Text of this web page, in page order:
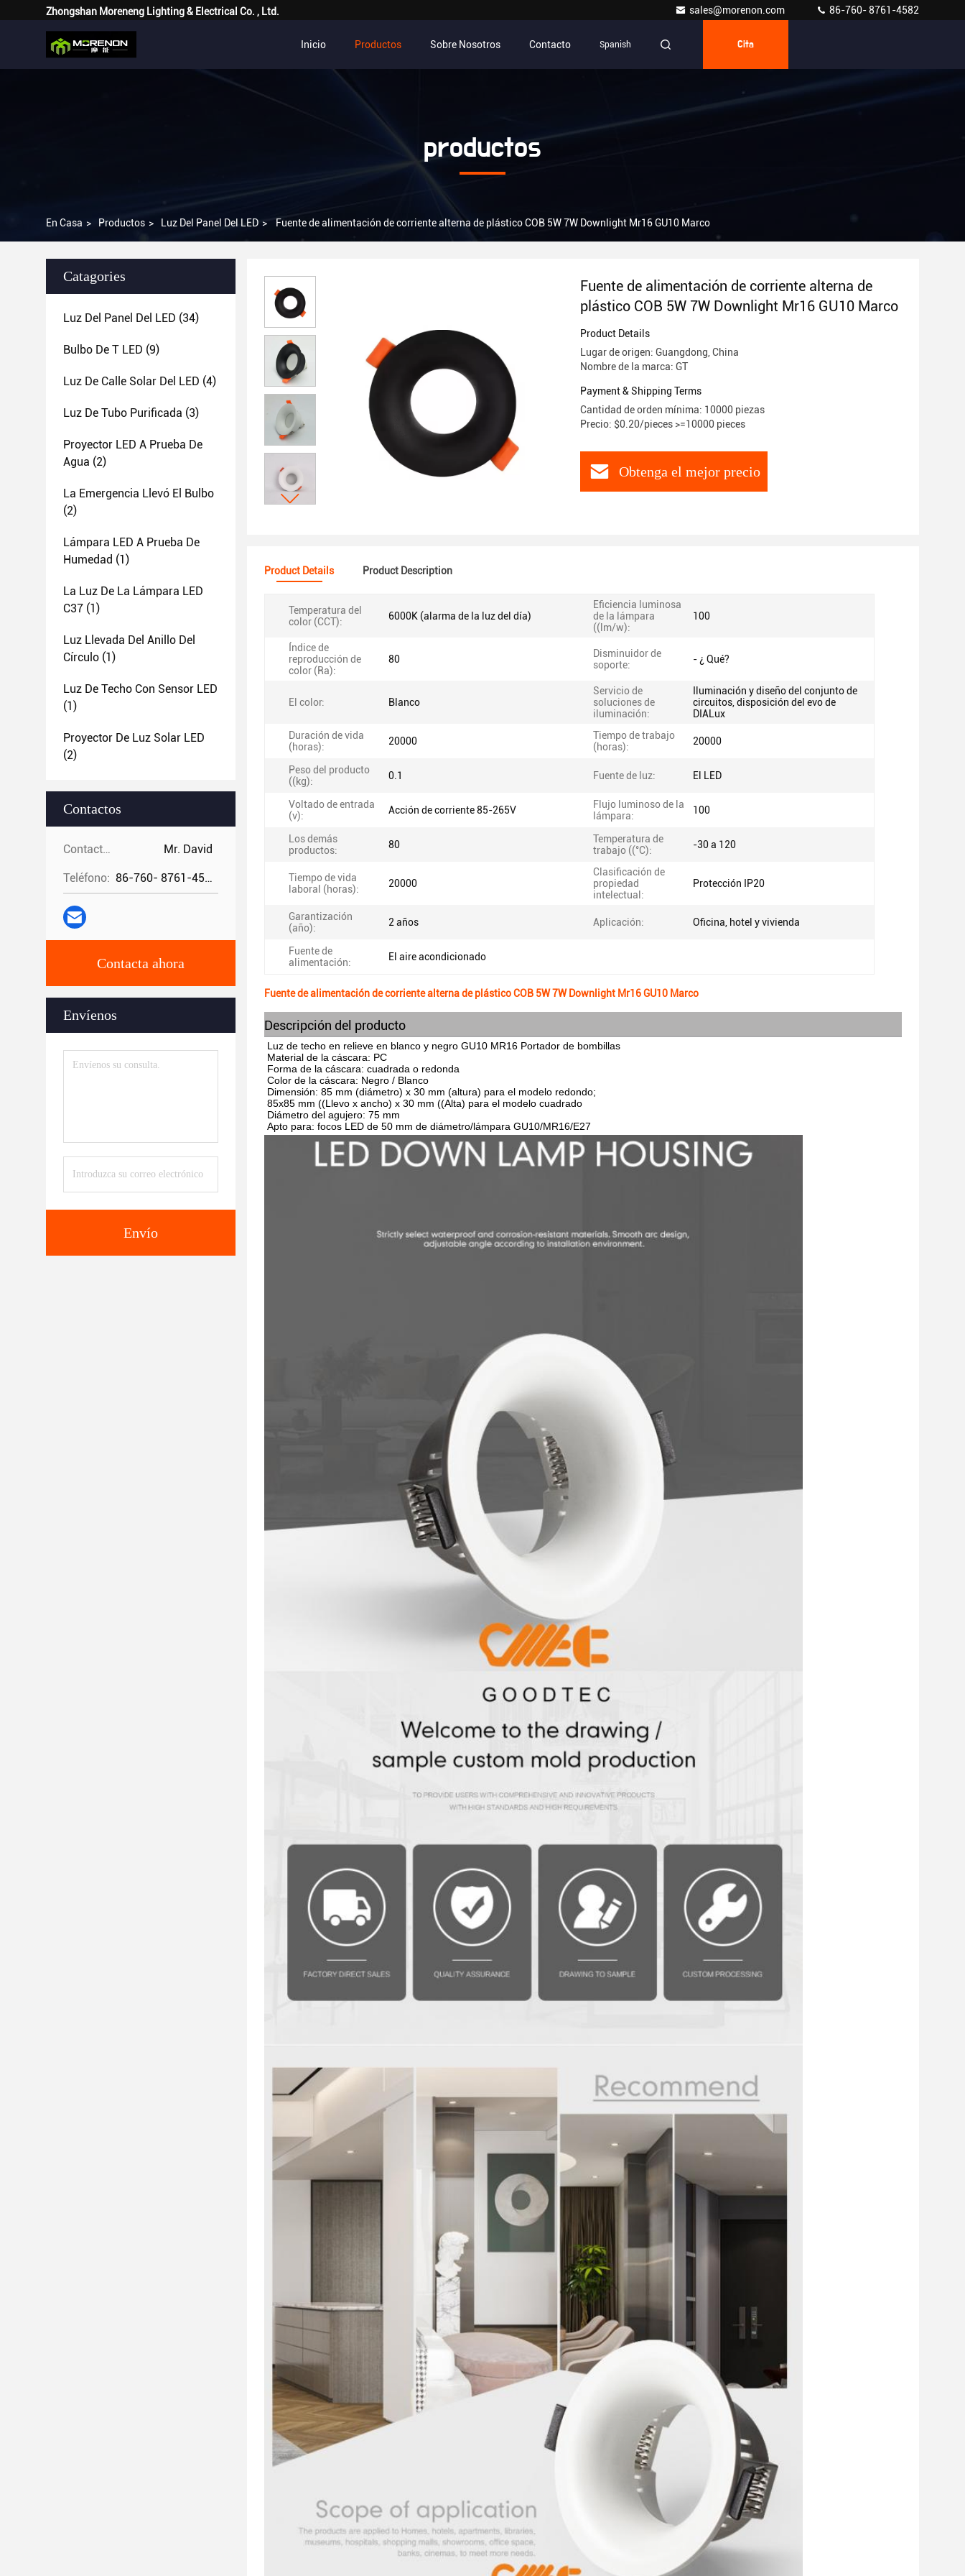
Zhongshan Moreneng Lighting & Electrical Co. , Ltd. sales@morenon.com 86-760- 8761-4582
Inicio Productos Sobre Nosotros Contacto Spanish Cita
productos
En Casa > Productos > Luz Del Panel Del LED > Fuente de alimentación de corriente alterna de plástico COB 5W 7W Downlight Mr16 GU10 Marco
Catagories
Luz Del Panel Del LED (34)
Bulbo De T LED (9)
Luz De Calle Solar Del LED (4)
Luz De Tubo Purificada (3)
Proyector LED A Prueba De
Agua (2)
La Emergencia Llevó El Bulbo
(2)
Lámpara LED A Prueba De
Humedad (1)
La Luz De La Lámpara LED
C37 (1)
Luz Llevada Del Anillo Del
Círculo (1)
Luz De Techo Con Sensor LED
(1)
Proyector De Luz Solar LED
(2)
Contactos
Contactos: Mr. David
Teléfono: 86-760- 8761-4582
Contacta ahora
Envíenos
Envío
Fuente de alimentación de corriente alterna de
plástico COB 5W 7W Downlight Mr16 GU10 Marco
Product Details
Lugar de origen: Guangdong, China
Nombre de la marca: GT
Payment & Shipping Terms
Cantidad de orden mínima: 10000 piezas
Precio: $0.20/pieces >=10000 pieces
Obtenga el mejor precio
Product Details Product Description
Temperatura del
color (CCT):
6000K (alarma de la luz del día)
Eficiencia luminosa
de la lámpara
((lm/w):
100
Índice de
reproducción de
color (Ra):
80
Disminuidor de
soporte:
- ¿ Qué?
El color: Blanco
Servicio de
soluciones de
iluminación:
Iluminación y diseño del conjunto de
circuitos, disposición del evo de
DIALux
Duración de vida
(horas):
20000
Tiempo de trabajo
(horas):
20000
Peso del producto
((kg):
0.1 Fuente de luz: El LED
Voltado de entrada
(v):
Acción de corriente 85-265V
Flujo luminoso de la
lámpara:
100
Los demás
productos:
80
Temperatura de
trabajo ((°C):
-30 a 120
Tiempo de vida
laboral (horas):
20000
Clasificación de
propiedad
intelectual:
Protección IP20
Garantización
(año):
2 años Aplicación: Oficina, hotel y vivienda
Fuente de
alimentación:
El aire acondicionado
Fuente de alimentación de corriente alterna de plástico COB 5W 7W Downlight Mr16 GU10 Marco
Descripción del producto
Luz de techo en relieve en blanco y negro GU10 MR16 Portador de bombillas
Material de la cáscara: PC
Forma de la cáscara: cuadrada o redonda
Color de la cáscara: Negro / Blanco
Dimensión: 85 mm (diámetro) x 30 mm (altura) para el modelo redondo;
85x85 mm ((Llevo x ancho) x 30 mm ((Alta) para el modelo cuadrado
Diámetro del agujero: 75 mm
Apto para: focos LED de 50 mm de diámetro/lámpara GU10/MR16/E27